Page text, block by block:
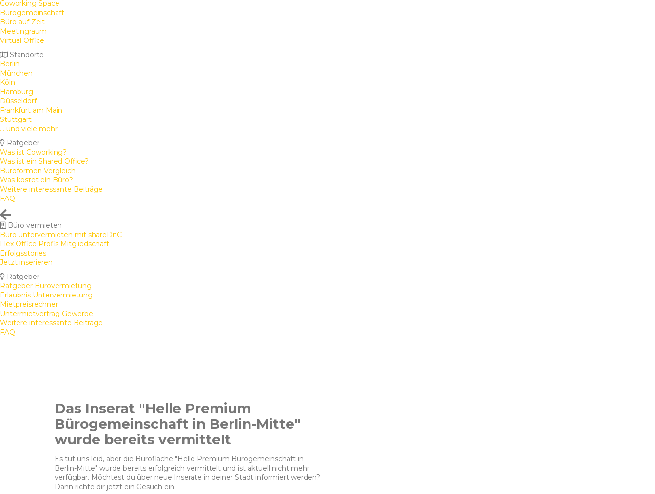
Coworking Space
Bürogemeinschaft
Büro auf Zeit
Meetingraum
Virtual Office
Standorte
Berlin
München
Köln
Hamburg
Düsseldorf
Frankfurt am Main
Stuttgart
... und viele mehr
Ratgeber
Was ist Coworking?
Was ist ein Shared Office?
Büroformen Vergleich
Was kostet ein Büro?
Weitere interessante Beiträge
FAQ
Büro vermieten
Büro untervermieten mit shareDnC
Flex Office Profis Mitgliedschaft
Erfolgsstories
Jetzt inserieren
Ratgeber
Ratgeber Bürovermietung
Erlaubnis Untervermietung
Mietpreisrechner
Untermietvertrag Gewerbe
Weitere interessante Beiträge
FAQ
Das Inserat "Helle Premium
Bürogemeinschaft in Berlin-Mitte"
wurde bereits vermittelt
Es tut uns leid, aber die Bürofläche "Helle Premium Bürogemeinschaft in
Berlin-Mitte" wurde bereits erfolgreich vermittelt und ist aktuell nicht mehr
verfügbar. Möchtest du über neue Inserate in deiner Stadt informiert werden?
Dann richte dir jetzt ein Gesuch ein.